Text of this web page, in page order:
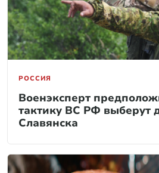
РОССИЯ
Военэксперт
тактику ВС РФ выберут
Славянска